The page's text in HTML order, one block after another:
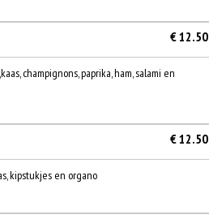
€ 12.50
champignons, paprika, ham, salami en
€ 12.50
kipstukjes en organo